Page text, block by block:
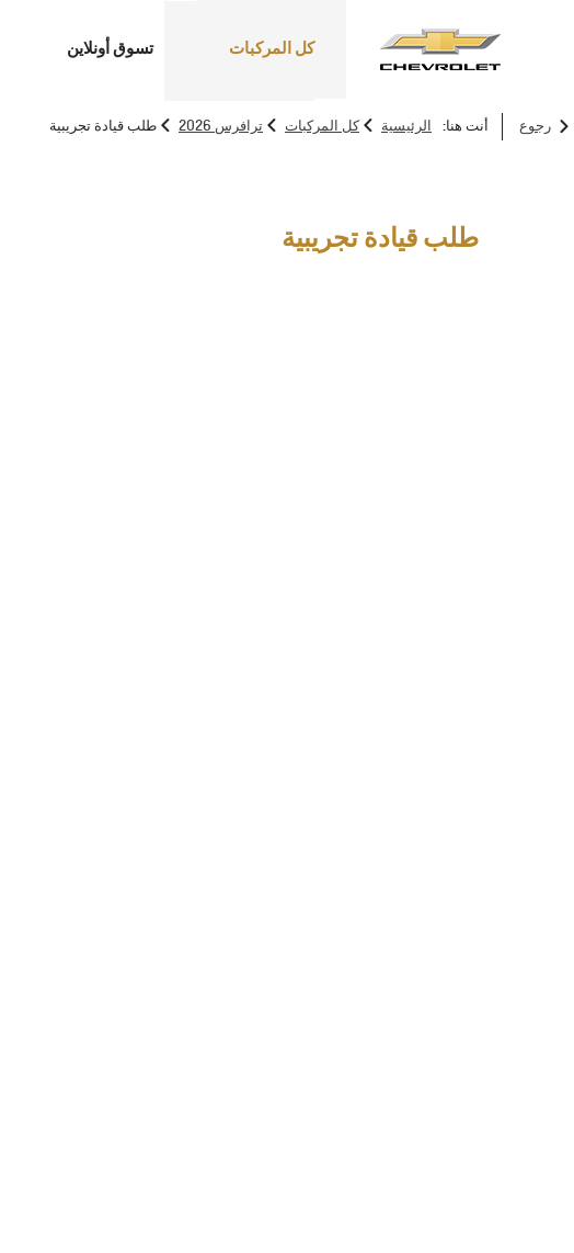
كل المركبات تسوق أونلاين
رجوع أنت هنا: الرئيسية > كل المركبات > ترافرس 2026 > طلب قيادة تجريبية
طلب قيادة تجريبية